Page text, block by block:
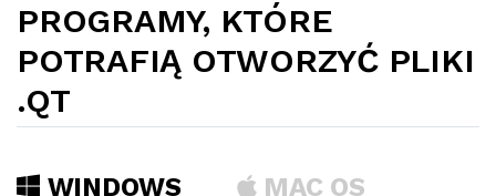
PROGRAMY, KTÓRE
POTRAFIĄ OTWORZYĆ PLIKI
.QT
WINDOWS MAC OS